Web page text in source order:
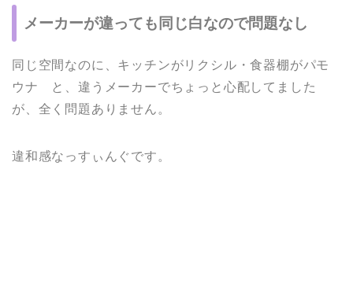
メーカーが違っても同じ白なので問題なし
同じ空間なのに、キッチンがリクシル・食器棚がパモ
ウナ と、違うメーカーでちょっと心配してました
が、全く問題ありません。
違和感なっすぃんぐです。